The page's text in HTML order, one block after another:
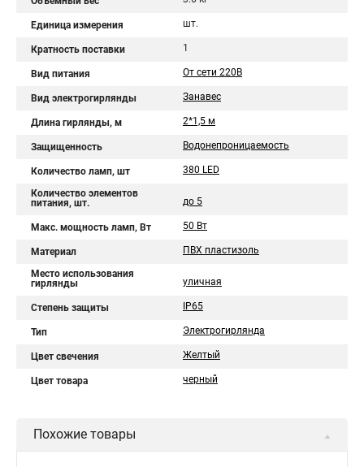
Единица измерения шт.
Кратность поставки 1
Вид питания От сети 220В
Вид электрогирлянды Занавес
Длина гирлянды, м 2*1,5 м
Защищенность Водонепроницаемость
Количество ламп, шт 380 LED
Количество элементов
питания, шт.
до 5
Макс. мощность ламп, Вт 50 Вт
Материал ПВХ пластизоль
Место использования
гирлянды
уличная
Степень защиты IP65
Тип Электрогирлянда
Цвет свечения Желтый
Цвет товара черный
Похожие товары